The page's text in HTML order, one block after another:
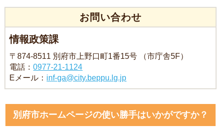
お問い合わせ
情報政策課
〒874-8511 別府市上野口町1番15号 （市庁舎5F）
電話：0977-21-1124
Eメール： inf-ga@city.beppu.lg.jp
別府市ホームページの使い勝手はいかがですか？